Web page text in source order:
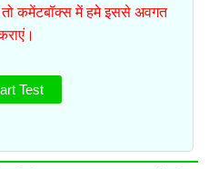
तो कमेंटबॉक्स में हमे इससे अवगत
Test